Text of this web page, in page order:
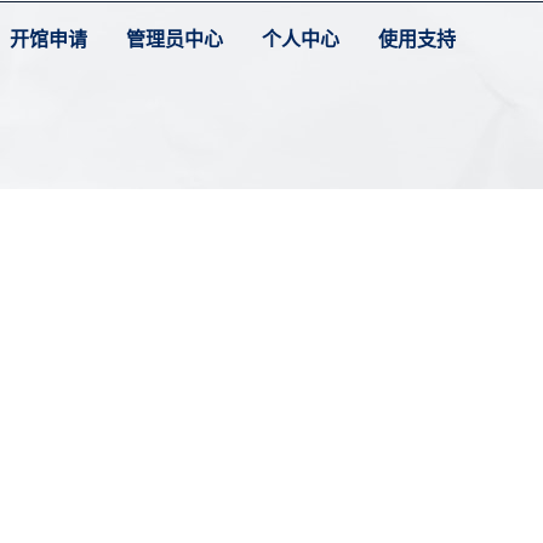
开馆申请 管理员中心 个人中心 使用支持